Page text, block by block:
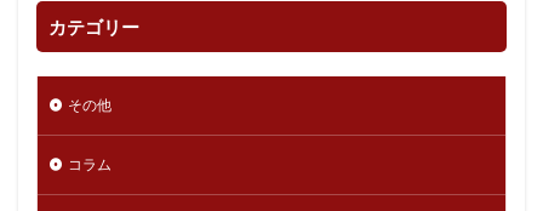
カテゴリー
その他
コラム